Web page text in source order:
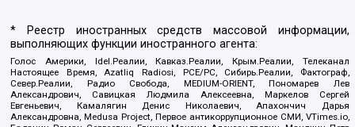
* Реестр иностранных средств массовой информации,
выполняющих функции иностранного агента:
Голос Америки, Idel.Реалии, Кавказ.Реалии, Крым.Реалии, Телеканал
Настоящее Время, Azatliq Radiosi, PCE/PC, Сибирь.Реалии, Фактограф,
Север.Реалии, Радио Свобода, MEDIUM-ORIENT, Пономарев Лев
Александрович, Савицкая Людмила Алексеевна, Маркелов Сергей
Евгеньевич, Камалягин Денис Николаевич, Апахончич Дарья
Александровна, Medusa Project, Первое антикоррупционное СМИ, VTimes.io,